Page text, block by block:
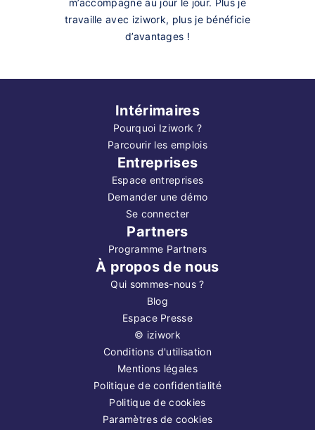
m’accompagne au jour le jour. Plus je
travaille avec iziwork, plus je bénéficie
d’avantages !
Intérimaires
Pourquoi Iziwork ?
Parcourir les emplois
Entreprises
Espace entreprises
Demander une démo
Se connecter
Partners
Programme Partners
À propos de nous
Qui sommes-nous ?
Blog
Espace Presse
© iziwork
Conditions d'utilisation
Mentions légales
Politique de confidentialité
Politique de cookies
Paramètres de cookies